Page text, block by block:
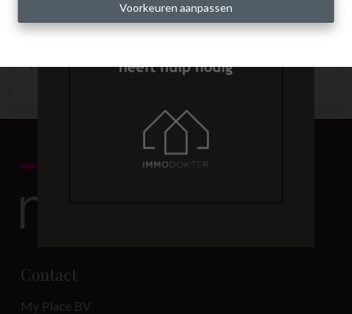
Voorkeuren aanpassen
Herenhuis met B&B en wellness.
Markt 14, 2430 Laakdal
Contact
My Place BV